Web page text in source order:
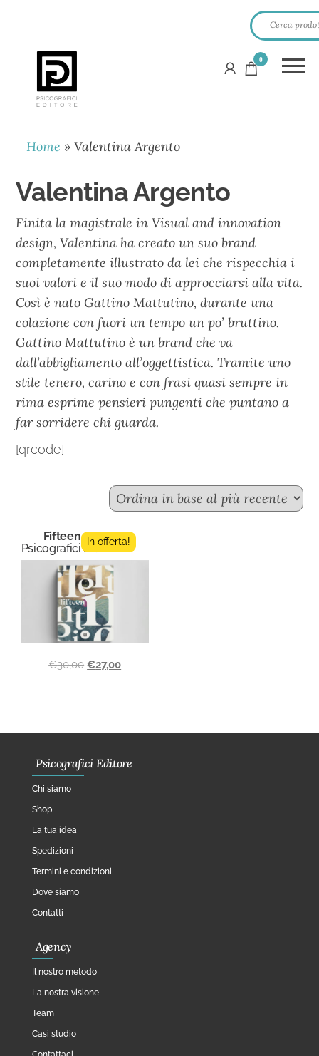
PSICOGRAFICI
EDITORE
0
Home »Valentina Argento
Valentina Argento
Finita la magistrale in Visual and innovation
design, Valentina ha creato un suo brand
completamente illustrato da lei che rispecchia i
suoi valori e il suo modo di approcciarsi alla vita.
Così è nato Gattino Mattutino, durante una
colazione con fuori un tempo un po’ bruttino.
Gattino Mattutino è un brand che va
dall’abbigliamento all’oggettistica. Tramite uno
stile tenero, carino e con frasi quasi sempre in
rima esprime pensieri pungenti che puntano a
far sorridere chi guarda.
[qrcode]
Fifteen n.2
Psicografici Editore
In offerta!
€30,00 €27,00
Psicografici Editore
Chi siamo
Shop
La tua idea
Spedizioni
Termini e condizioni
Dove siamo
Contatti
Agency
Il nostro metodo
La nostra visione
Team
Casi studio